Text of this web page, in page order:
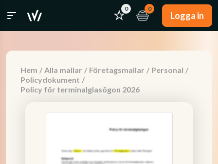
0 0
Logga in
Hem / Alla mallar / Företagsmallar / Personal /
Policydokument /
Policy för terminalglasögon 2026